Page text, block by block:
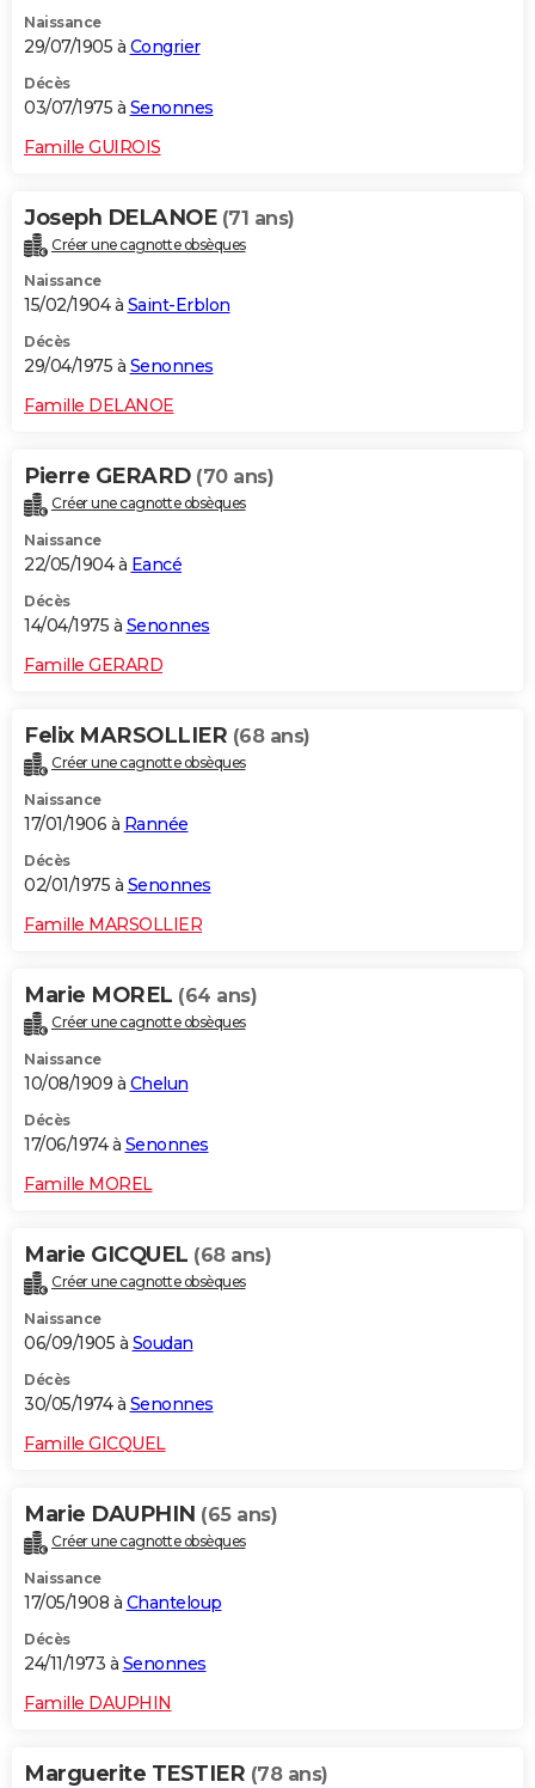
Naissance
29/07/1905 à Congrier
Décès
03/07/1975 à Senonnes
Famille GUIROIS
Joseph DELANOE (71 ans)
Créer une cagnotte obsèques
Naissance
15/02/1904 à Saint-Erblon
Décès
29/04/1975 à Senonnes
Famille DELANOE
Pierre GERARD (70 ans)
Créer une cagnotte obsèques
Naissance
22/05/1904 à Eancé
Décès
14/04/1975 à Senonnes
Famille GERARD
Felix MARSOLLIER (68 ans)
Créer une cagnotte obsèques
Naissance
17/01/1906 à Rannée
Décès
02/01/1975 à Senonnes
Famille MARSOLLIER
Marie MOREL (64 ans)
Créer une cagnotte obsèques
Naissance
10/08/1909 à Chelun
Décès
17/06/1974 à Senonnes
Famille MOREL
Marie GICQUEL (68 ans)
Créer une cagnotte obsèques
Naissance
06/09/1905 à Soudan
Décès
30/05/1974 à Senonnes
Famille GICQUEL
Marie DAUPHIN (65 ans)
Créer une cagnotte obsèques
Naissance
17/05/1908 à Chanteloup
Décès
24/11/1973 à Senonnes
Famille DAUPHIN
Marguerite TESTIER (78 ans)